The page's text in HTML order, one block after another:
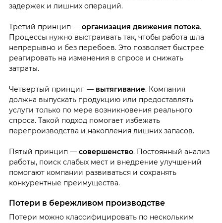
задержек и лишних операций.
Третий принцип — организация движения потока.
Процессы нужно выстраивать так, чтобы работа шла
непрерывно и без перебоев. Это позволяет быстрее
реагировать на изменения в спросе и снижать
затраты.
Четвертый принцип — вытягивание. Компания
должна выпускать продукцию или предоставлять
услуги только по мере возникновения реального
спроса. Такой подход помогает избежать
перепроизводства и накопления лишних запасов.
Пятый принцип — совершенство. Постоянный анализ
работы, поиск слабых мест и внедрение улучшений
помогают компании развиваться и сохранять
конкурентные преимущества.
Потери в бережливом производстве
Потери можно классифицировать по нескольким